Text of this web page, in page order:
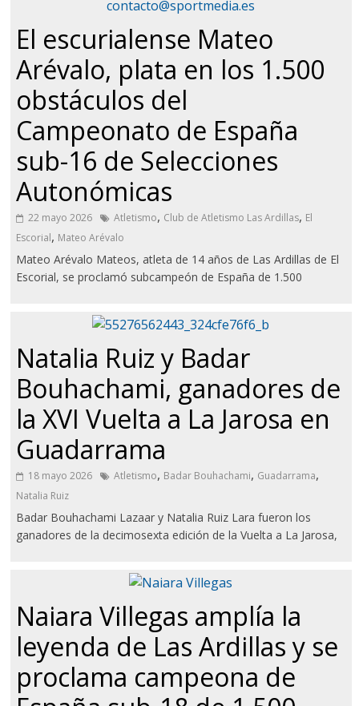
El escurialense Mateo
Arévalo, plata en los 1.500
obstáculos del
Campeonato de España
sub-16 de Selecciones
Autonómicas
22 mayo 2026 Atletismo, Club de Atletismo Las Ardillas, El
Escorial, Mateo Arévalo
Mateo Arévalo Mateos, atleta de 14 años de Las Ardillas de El
Escorial, se proclamó subcampeón de España de 1.500
Natalia Ruiz y Badar
Bouhachami, ganadores de
la XVI Vuelta a La Jarosa en
Guadarrama
18 mayo 2026 Atletismo, Badar Bouhachami, Guadarrama,
Natalia Ruiz
Badar Bouhachami Lazaar y Natalia Ruiz Lara fueron los
ganadores de la decimosexta edición de la Vuelta a La Jarosa,
Naiara Villegas amplía la
leyenda de Las Ardillas y se
proclama campeona de